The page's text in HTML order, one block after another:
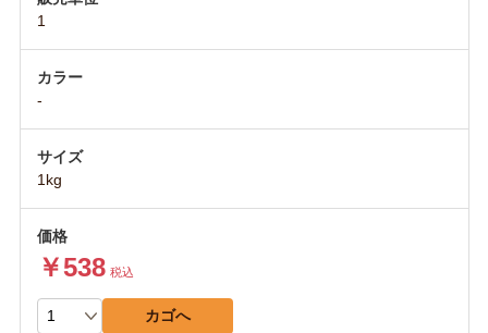
1
-
1kg
￥538 税込
カゴへ